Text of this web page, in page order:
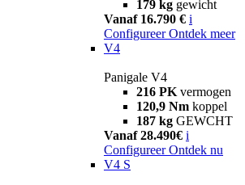
179 kg gewicht
Vanaf 16.790 € i
Configureer Ontdek meer
V4
Panigale V4
216 PK vermogen
120,9 Nm koppel
187 kg GEWCHT
Vanaf 28.490€ i
Configureer Ontdek nu
V4 S